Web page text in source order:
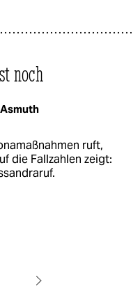
noch
ruft,
die Fallzahlen zeigt: